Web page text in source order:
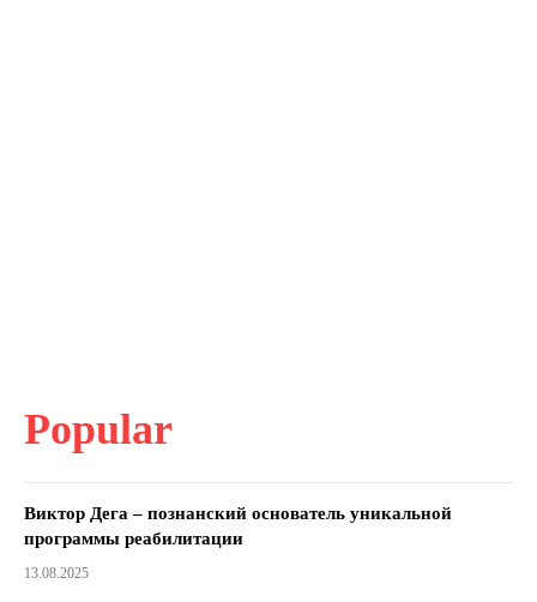
Popular
Виктор Дега – познанский основатель уникальной
программы реабилитации
13.08.2025